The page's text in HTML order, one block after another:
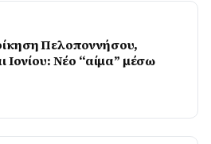
Πελοποννήσου,
Ιονίου: Νέο “αίμα” μέσω